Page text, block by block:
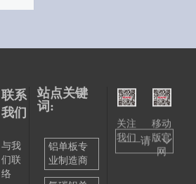
联系
我们
与我
们联
络
站点关键
词:
铝单板专
业制造商
关注
我们
移动
版官
网
——请